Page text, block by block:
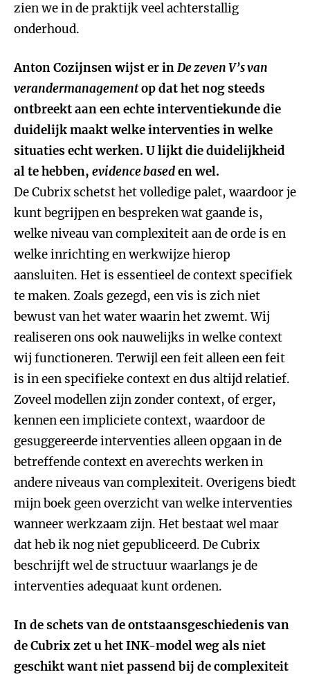
zien we in de praktijk veel achterstallig
onderhoud.
Anton Cozijnsen wijst er inDe zeven V’s van
verandermanagementop dat het nog steeds
ontbreekt aan een echte interventiekunde die
duidelijk maakt welke interventies in welke
situaties echt werken. U lijkt die duidelijkheid
al te hebben, evidence baseden wel.
De Cubrix schetst het volledige palet, waardoor je
kunt begrijpen en bespreken wat gaande is,
welke niveau van complexiteit aan de orde is en
welke inrichting en werkwijze hierop
aansluiten. Het is essentieel de context specifiek
te maken. Zoals gezegd, een vis is zich niet
bewust van het water waarin het zwemt. Wij
realiseren ons ook nauwelijks in welke context
wij functioneren. Terwijl een feit alleen een feit
is in een specifieke context en dus altijd relatief.
Zoveel modellen zijn zonder context, of erger,
kennen een impliciete context, waardoor de
gesuggereerde interventies alleen opgaan in de
betreffende context en averechts werken in
andere niveaus van complexiteit. Overigens biedt
mijn boek geen overzicht van welke interventies
wanneer werkzaam zijn. Het bestaat wel maar
dat heb ik nog niet gepubliceerd. De Cubrix
beschrijft wel de structuur waarlangs je de
interventies adequaat kunt ordenen.
In de schets van de ontstaansgeschiedenis van
de Cubrix zet u het INK-model weg als niet
geschikt want niet passend bij de complexiteit